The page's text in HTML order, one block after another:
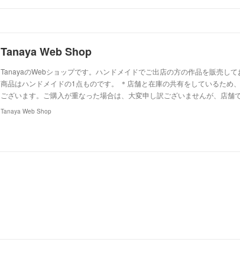
Tanaya Web Shop
TanayaのWebショップです。ハンドメイドでご出店の方の作品を販売し
商品はハンドメイドの1点ものです。 ＊店舗と在庫の共有をしているため
ございます。ご購入が重なった場合は、大変申し訳ございませんが、店舗
Tanaya Web Shop